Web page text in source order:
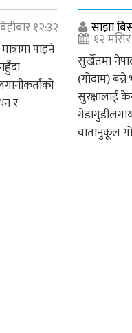
१२:३२
पाइने
र
साझा
१२
सुर्खेतमा
(गोदाम)
सुरक्षालाई
वातानुकूल